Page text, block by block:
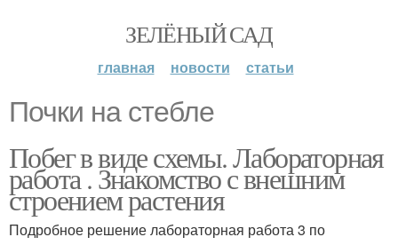
ЗЕЛЁНЫЙ САД
главная новости статьи
Почки на стебле
Побег в виде схемы. Лабораторная
работа . Знакомство с внешним
строением растения
Подробное решение лабораторная работа 3 по